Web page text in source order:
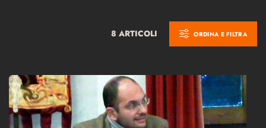
8 ARTICOLI ORDINA E FILTRA